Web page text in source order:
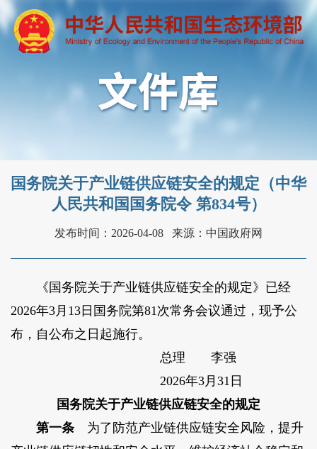
国务院关于产业链供应链安全的规定（中华
人民共和国国务院令 第834号）
发布时间：2026-04-08 来源：中国政府网
《国务院关于产业链供应链安全的规定》已经
2026年3月13日国务院第81次常务会议通过，现予公
布，自公布之日起施行。
总理 李强
2026年3月31日
国务院关于产业链供应链安全的规定
第一条为了防范产业链供应链安全风险，提升